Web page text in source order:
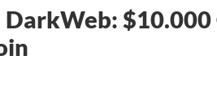
$10.000